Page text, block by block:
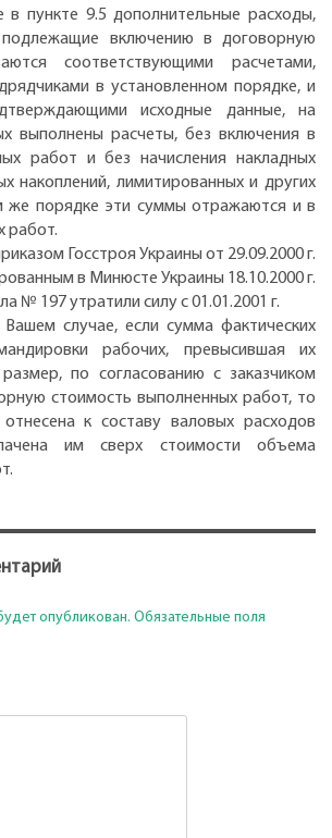
в пункте 9.5 дополнительные расходы,
подлежащие включению в договорную
соответствующими расчетами,
в установленном порядке, и
исходные данные, на
выполнены расчеты, без включения в
работ и без начисления накладных
накоплений, лимитированных и других
же порядке эти суммы отражаются и в
работ.
Госстроя Украины от 29.09.2000 г.
в Минюсте Украины 18.10.2000 г.
№ 197 утратили силу с 01.01.2001 г.
случае, если сумма фактических
рабочих, превысившая их
по согласованию с заказчиком
стоимость выполненных работ, то
к составу валовых расходов
им сверх стоимости объема
опубликован. Обязательные поля